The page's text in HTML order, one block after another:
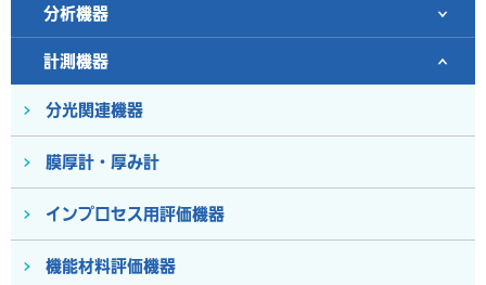
分析機器
計測機器
分光関連機器
膜厚計・厚み計
インプロセス用評価機器
機能材料評価機器